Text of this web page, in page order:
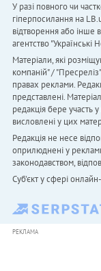
У разі повного чи
гіперпосилання на
відтворення або інше
агентство "Українськi
Матеріали, які
компаній" /
правах реклами.
представлені.
редакція бере участь
висловлені у цих
Редакція не несе
оприлюднені у
законодавством,
Cуб'єкт у сфері
РЕКЛАМА